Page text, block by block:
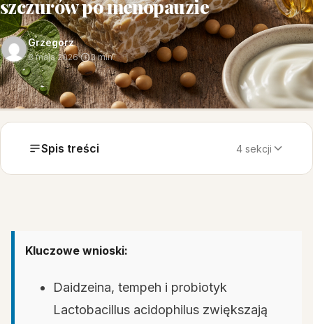
szczurów po menopauzie
Grzegorz
8 maja 2026· 3 min
Spis treści 4 sekcji
Kluczowe wnioski:
Daidzeina, tempeh i probiotyk
Lactobacillus acidophilus zwiększają